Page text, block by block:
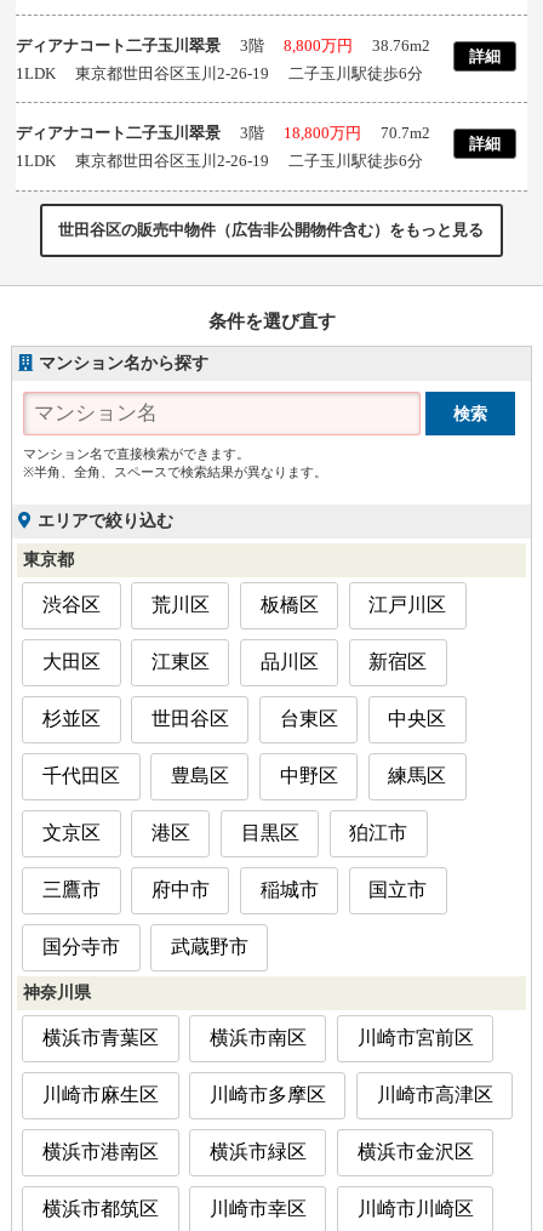
ディアナコート二子玉川翠景 3階8,800万円 38.76m2
1LDK 東京都世田谷区玉川2-26-19 二子玉川駅徒歩6分
詳細
ディアナコート二子玉川翠景 3階 18,800万円 70.7m2
1LDK 東京都世田谷区玉川2-26-19 二子玉川駅徒歩6分
詳細
世田谷区の販売中物件（広告非公開物件含む）をもっと見る
条件を選び直す
マンション名から探す
マンション名で直接検索ができます。
※半角、全角、スペースで検索結果が異なります。
エリアで絞り込む
東京都
渋谷区 荒川区 板橋区 江戸川区
大田区 江東区 品川区 新宿区
杉並区 世田谷区 台東区 中央区
千代田区 豊島区 中野区 練馬区
文京区 港区 目黒区 狛江市
三鷹市 府中市 稲城市 国立市
国分寺市 武蔵野市
神奈川県
横浜市青葉区 横浜市南区 川崎市宮前区
川崎市麻生区 川崎市多摩区 川崎市高津区
横浜市港南区 横浜市緑区 横浜市金沢区
横浜市都筑区 川崎市幸区 川崎市川崎区